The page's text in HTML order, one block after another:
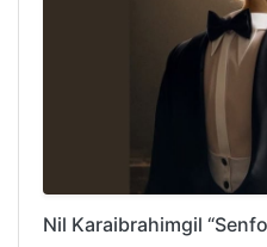
Nil Karaibrahimgil